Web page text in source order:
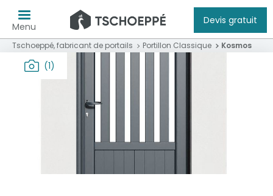
Menu
Devis gratuit
Tschoeppé, fabricant de portails Portillon Classique Kosmos
(1)